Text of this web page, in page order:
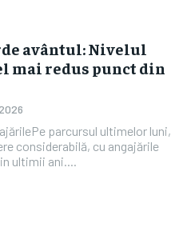
avântul: Nivelul
mai redus punct din
parcursul ultimelor luni,
considerabilă, cu angajările
ultimii ani....